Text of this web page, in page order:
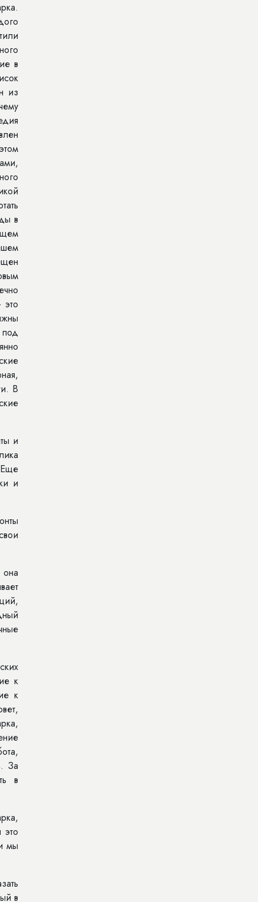
в
из
в
В
и
Еще
и
к
к
За
в
мы
в